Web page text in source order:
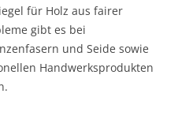
für Holz aus fairer
gibt es bei
und Seide sowie
Handwerksprodukten